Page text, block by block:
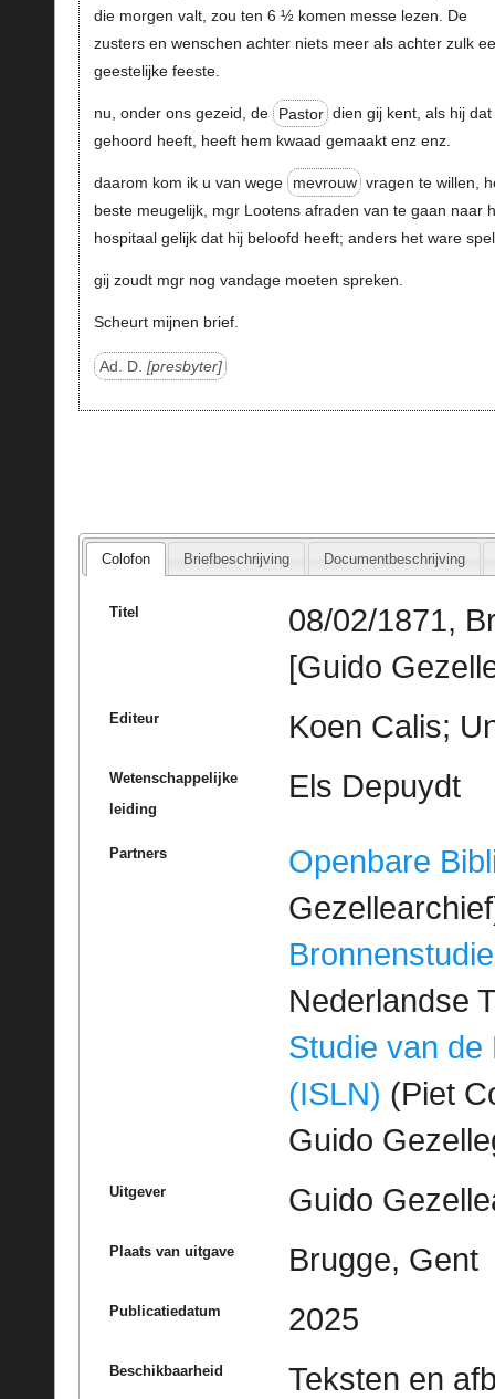
die morgen valt, zou ten 6 ½ komen messe lezen. De
zusters en wenschen achter niets meer als achter zulk
geestelijke feeste.
nu, onder ons gezeid, de Pastor dien gij kent, als hij dat
gehoord heeft, heeft hem kwaad gemaakt enz enz.
daarom kom ik u van wege mevrouw vragen te willen,
beste meugelijk, mgr Lootens afraden van te gaan naar
hospitaal gelijk dat hij beloofd heeft; anders het ware
gij zoudt mgr nog vandage moeten spreken.
Scheurt mijnen brief.
Ad. D. presbyter
Colofon Briefbeschrijving Documentbeschrijving
Titel
08/02/1871,
[Guido
Editeur Koen Calis;
Wetenschappelijke
leiding
Els Depuydt
Partners
Openbare
Bronnenstudie
Nederlandse
Studie van de
(ISLN) (Piet
Guido
Uitgever Guido
Plaats van uitgave Brugge, Gent
Publicatiedatum 2025
Beschikbaarheid
Teksten en